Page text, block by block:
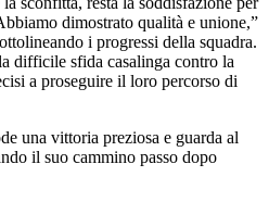
dimostrato qualità e unione,”
i progressi della squadra.
difficile sfida casalinga contro la
a proseguire il loro percorso di
una vittoria preziosa e guarda al
il suo cammino passo dopo